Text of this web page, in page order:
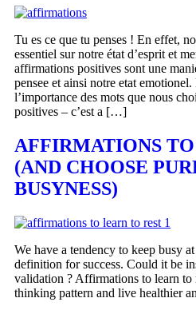
Tu es ce que tu penses ! En effet,
essentiel sur notre état d’esprit et
affirmations positives sont une
pensee et ainsi notre etat
l’importance des mots que nous
positives – c’est a […]
AFFIRMATIONS
(AND CHOOSE
BUSYNESS)
We have a tendency to keep busy
definition for success. Could it be
validation ? Affirmations to learn to
thinking pattern and live healthier